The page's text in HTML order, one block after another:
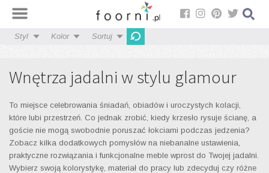
Styl Kolor Sortuj
Wnętrza jadalni w stylu glamour
To miejsce celebrowania śniadań, obiadów i uroczystych kolacji,
które lubi przestrzeń. Co jednak zrobić, kiedy krzesło rysuje ścianę, a
goście nie mogą swobodnie poruszać łokciami podczas jedzenia?
Zobacz kilka dodatkowych pomysłów na niebanalne ustawienia,
praktyczne rozwiązania i funkcjonalne meble wprost do Twojej jadalni.
Wybierz swoją kolorystykę, materiał do pracy lub zdecyduj czy różne